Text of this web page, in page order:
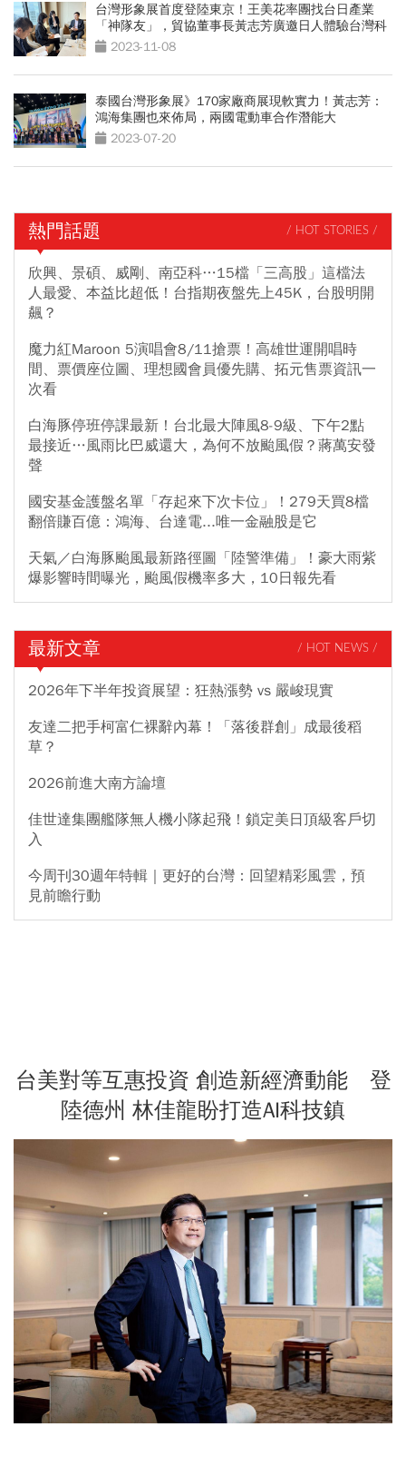
台灣形象展首度登陸東京！王美花率團找台日產業
「神隊友」，貿協董事長黃志芳廣邀日人體驗台灣科
技 2023-11-08
泰國台灣形象展》170家廠商展現軟實力！黃志芳：
鴻海集團也來佈局，兩國電動車合作潛能大
2023-07-20
熱門話題 / HOT STORIES /
欣興、景碩、威剛、南亞科…15檔「三高股」這檔法
人最愛、本益比超低！台指期夜盤先上45K，台股明開
飆？
魔力紅Maroon 5演唱會8/11搶票！高雄世運開唱時
間、票價座位圖、理想國會員優先購、拓元售票資訊一
次看
白海豚停班停課最新！台北最大陣風8-9級、下午2點
最接近…風雨比巴威還大，為何不放颱風假？蔣萬安發
聲
國安基金護盤名單「存起來下次卡位」！279天買8檔
翻倍賺百億：鴻海、台達電...唯一金融股是它
天氣／白海豚颱風最新路徑圖「陸警準備」！豪大雨紫
爆影響時間曝光，颱風假機率多大，10日報先看
最新文章 / HOT NEWS /
2026年下半年投資展望：狂熱漲勢 vs 嚴峻現實
友達二把手柯富仁裸辭內幕！「落後群創」成最後稻
草？
2026前進大南方論壇
佳世達集團艦隊無人機小隊起飛！鎖定美日頂級客戶切
入
今周刊30週年特輯｜更好的台灣：回望精彩風雲，預
見前瞻行動
台美對等互惠投資 創造新經濟動能 登
陸德州 林佳龍盼打造AI科技鎮